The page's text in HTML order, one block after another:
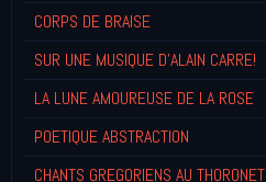
CORPS DE BRAISE
SUR UNE MUSIQUE D'ALAIN CARRE!
LA LUNE AMOUREUSE DE LA ROSE
POETIQUE ABSTRACTION
CHANTS GREGORIENS AU THORONET